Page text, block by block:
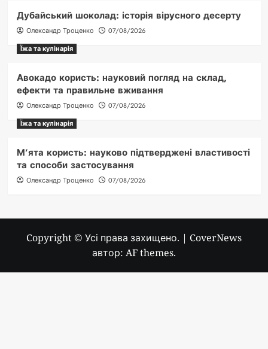
Дубайський шоколад: історія вірусного десерту
Олександр Троценко
07/08/2026
Їжа та кулінарія
Авокадо користь: науковий погляд на склад,
ефекти та правильне вживання
Олександр Троценко
07/08/2026
Їжа та кулінарія
М’ята користь: науково підтверджені властивості
та способи застосування
Олександр Троценко 07/08/2026
Copyright © Усі права захищено. | CoverNews
автор: AF themes.